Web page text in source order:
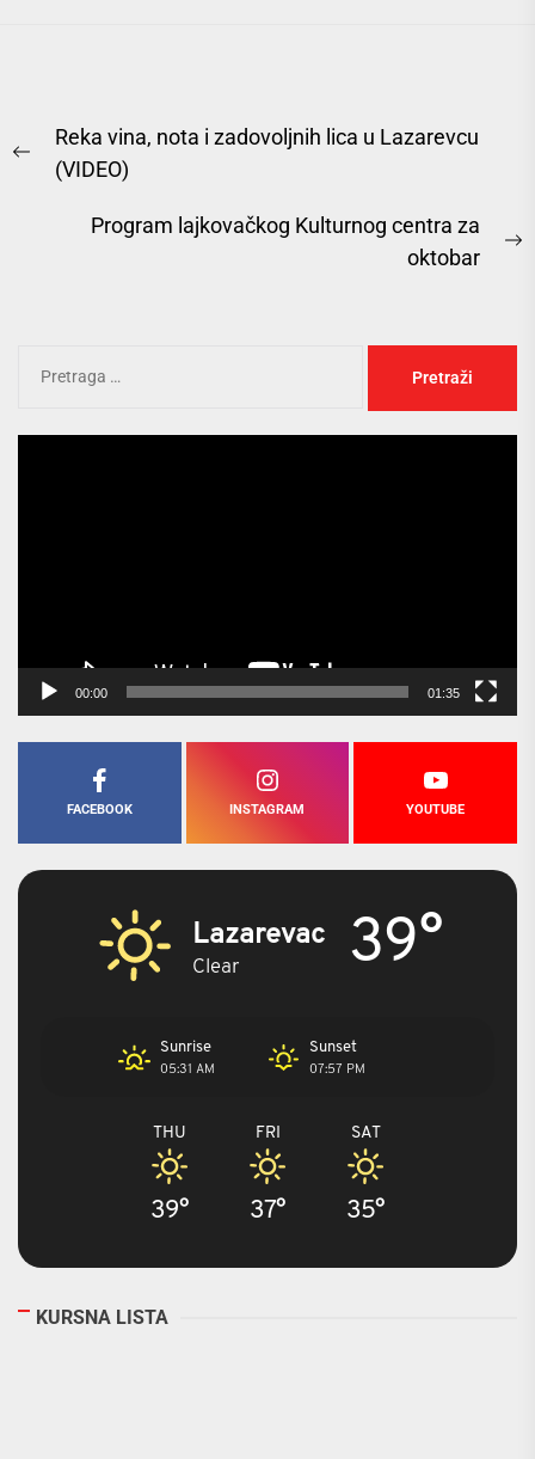
Reka vina, nota i zadovoljnih lica u Lazarevcu
(VIDEO)
Program lajkovačkog Kulturnog centra za
oktobar
00:00 01:35
FACEBOOK INSTAGRAM YOUTUBE
Lazarevac
Clear 39°
Sunrise
05:31 AM
Sunset
07:57 PM
THU
39°
FRI
37°
SAT
35°
KURSNA LISTA